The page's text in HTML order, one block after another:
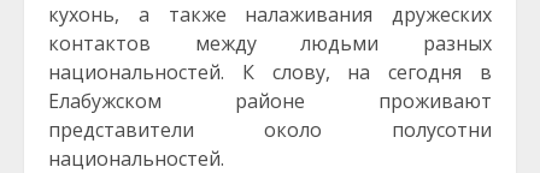
кухонь, а также налаживания дружеских
контактов между людьми разных
национальностей. К слову, на сегодня в
Елабужском районе проживают
представители около полусотни
национальностей.